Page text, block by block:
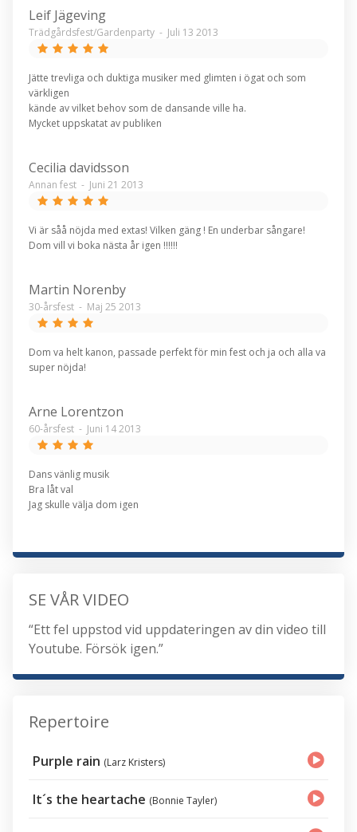
Leif Jägeving
Trädgårdsfest/Gardenparty - Juli 13 2013
Jätte trevliga och duktiga musiker med glimten i ögat och som
värkligen
kände av vilket behov som de dansande ville ha.
Mycket uppskatat av publiken
Cecilia davidsson
Annan fest - Juni 21 2013
Vi är såå nöjda med extas! Vilken gäng ! En underbar sångare!
Dom vill vi boka nästa år igen !!!!!!
Martin Norenby
30-årsfest - Maj 25 2013
Dom va helt kanon, passade perfekt för min fest och ja och alla va
super nöjda!
Arne Lorentzon
60-årsfest - Juni 14 2013
Dans vänlig musik
Bra låt val
Jag skulle välja dom igen
SE VÅR VIDEO
“Ett fel uppstod vid uppdateringen av din video till
Youtube. Försök igen.”
Repertoire
Purple rain (Larz Kristers)
It´s the heartache (Bonnie Tayler)